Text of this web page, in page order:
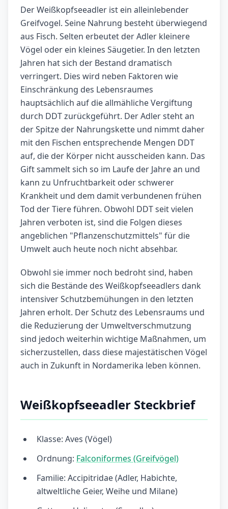
Der Weißkopfseeadler ist ein alleinlebender
Greifvogel. Seine Nahrung besteht überwiegend
aus Fisch. Selten erbeutet der Adler kleinere
Vögel oder ein kleines Säugetier. In den letzten
Jahren hat sich der Bestand dramatisch
verringert. Dies wird neben Faktoren wie
Einschränkung des Lebensraumes
hauptsächlich auf die allmähliche Vergiftung
durch DDT zurückgeführt. Der Adler steht an
der Spitze der Nahrungskette und nimmt daher
mit den Fischen entsprechende Mengen DDT
auf, die der Körper nicht ausscheiden kann. Das
Gift sammelt sich so im Laufe der Jahre an und
kann zu Unfruchtbarkeit oder schwerer
Krankheit und dem damit verbundenen frühen
Tod der Tiere führen. Obwohl DDT seit vielen
Jahren verboten ist, sind die Folgen dieses
angeblichen "Pflanzenschutzmittels" für die
Umwelt auch heute noch nicht absehbar.
Obwohl sie immer noch bedroht sind, haben
sich die Bestände des Weißkopfseeadlers dank
intensiver Schutzbemühungen in den letzten
Jahren erholt. Der Schutz des Lebensraums und
die Reduzierung der Umweltverschmutzung
sind jedoch weiterhin wichtige Maßnahmen, um
sicherzustellen, dass diese majestätischen Vögel
auch in Zukunft in Nordamerika leben können.
Weißkopfseeadler Steckbrief
Klasse: Aves (Vögel)
Ordnung: Falconiformes (Greifvögel)
Familie: Accipitridae (Adler, Habichte,
altweltliche Geier, Weihe und Milane)